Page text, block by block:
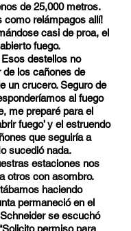
de 25,000 metros.
como relámpagos allí!
casi de proa, el
fuego.
destellos no
de los cañones de
un crucero. Seguro de
al fuego
me preparé para el
fuego’ y el estruendo
que seguiría a
sucedió nada.
estaciones nos
otros con asombro.
haciendo
permaneció en el
se escuchó
permiso para